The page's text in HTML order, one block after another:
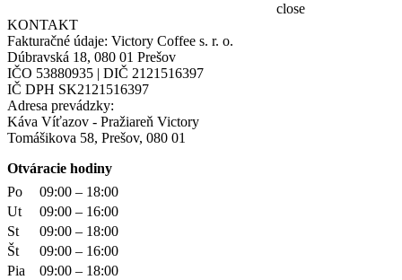
close
KONTAKT
Fakturačné údaje: Victory Coffee s. r. o.
Dúbravská 18, 080 01 Prešov
IČO 53880935 | DIČ 2121516397
IČ DPH SK2121516397
Adresa prevádzky:
Káva Víťazov - Pražiareň Victory
Tomášikova 58, Prešov, 080 01
Otváracie hodiny
Po
09:00 – 18:00
Ut
09:00 – 16:00
St
09:00 – 18:00
Št
09:00 – 16:00
Pia
09:00 – 18:00